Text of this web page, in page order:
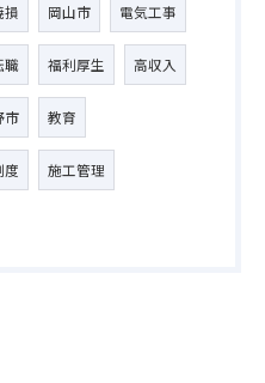
損 岡山市 電気工事
職 福利厚生 高収入
市 教育
度 施工管理